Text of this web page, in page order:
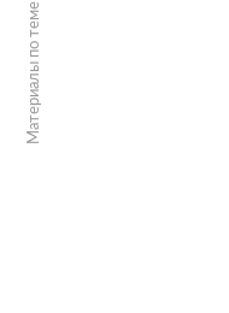
Материалы по теме